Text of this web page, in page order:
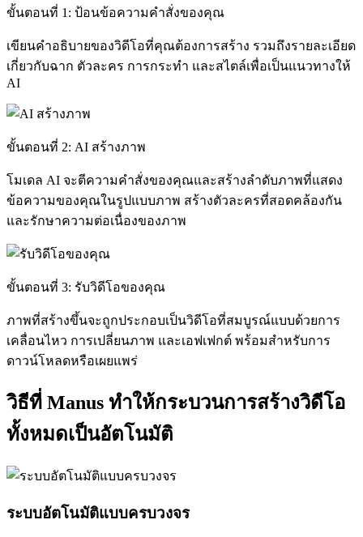
ขั้นตอนที่ 1: ป้อนข้อความคำสั่งของคุณ
เขียนคำอธิบายของวิดีโอที่คุณต้องการสร้าง รวมถึงรายละเอียด
เกี่ยวกับฉาก ตัวละคร การกระทำ และสไตล์เพื่อเป็นแนวทางให้
AI
ขั้นตอนที่ 2: AI สร้างภาพ
โมเดล AI จะตีความคำสั่งของคุณและสร้างลำดับภาพที่แสดง
ข้อความของคุณในรูปแบบภาพ สร้างตัวละครที่สอดคล้องกัน
และรักษาความต่อเนื่องของภาพ
ขั้นตอนที่ 3: รับวิดีโอของคุณ
ภาพที่สร้างขึ้นจะถูกประกอบเป็นวิดีโอที่สมบูรณ์แบบด้วยการ
เคลื่อนไหว การเปลี่ยนภาพ และเอฟเฟกต์ พร้อมสำหรับการ
ดาวน์โหลดหรือเผยแพร่
วิธีที่ Manus ทำให้กระบวนการสร้างวิดีโอ
ทั้งหมดเป็นอัตโนมัติ
ระบบอัตโนมัติแบบครบวงจร